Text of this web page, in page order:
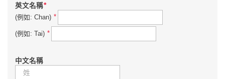
英文名稱*
(例如: Chan) *
(例如: Tai) *
中文名稱